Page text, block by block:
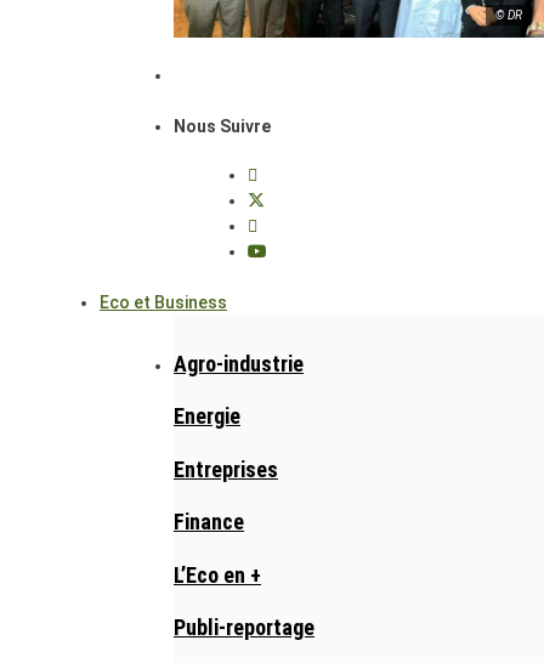
© DR
Nous Suivre
Eco et Business
Agro-industrie
Energie
Entreprises
Finance
L’Eco en +
Publi-reportage